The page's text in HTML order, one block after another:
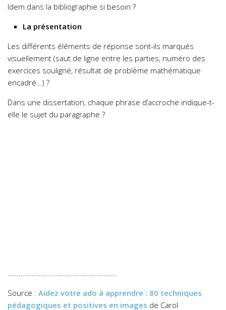
Idem dans la bibliographie si besoin ?
La présentation
Les différents éléments de réponse sont-ils marqués
visuellement (saut de ligne entre les parties, numéro des
exercices souligné, résultat de problème mathématique
encadré…) ?
Dans une dissertation, chaque phrase d’accroche indique-t-
elle le sujet du paragraphe ?
Source : Aidez votre ado à apprendre : 80 techniques
pédagogiques et positives en images de Carol